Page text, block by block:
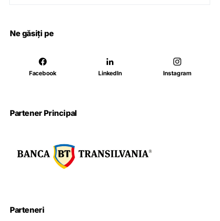
Ne găsiți pe
Facebook LinkedIn Instagram
Partener Principal
Parteneri